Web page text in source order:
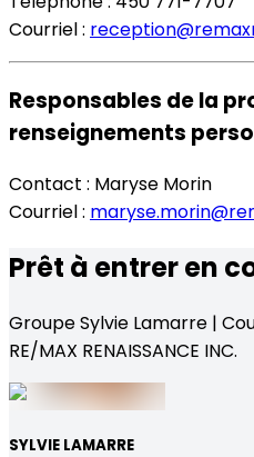
Courriel :
Responsables de la
renseignements
Contact : Maryse Morin
Courriel :
Prêt à entrer en
Groupe Sylvie Lamarre |
RE/MAX RENAISSANCE INC.
SYLVIE LAMARRE